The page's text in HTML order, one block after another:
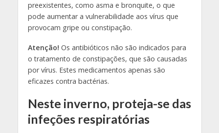
preexistentes, como asma e bronquite, o que
pode aumentar a vulnerabilidade aos vírus que
provocam gripe ou constipação.
Atenção! Os antibióticos não são indicados para
o tratamento de constipações, que são causadas
por vírus. Estes medicamentos apenas são
eficazes contra bactérias.
Neste inverno, proteja-se das
infeções respiratórias